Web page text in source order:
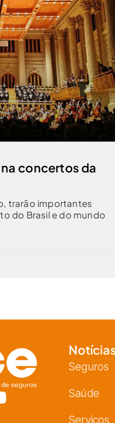
concertos da
trarão importantes
do Brasil e do mundo
Seguros
Saúde
Serviços